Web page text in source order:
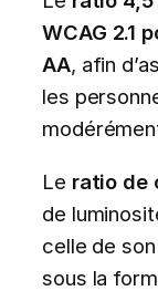
WCAG 2.1
AA, afin
les
Le ratio de
de
celle de
sous la